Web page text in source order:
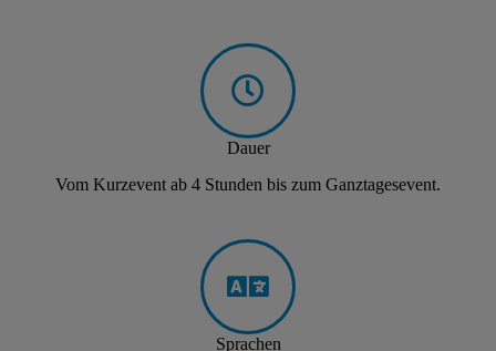
Dauer
Vom Kurzevent ab 4 Stunden bis zum Ganztagesevent.
Sprachen